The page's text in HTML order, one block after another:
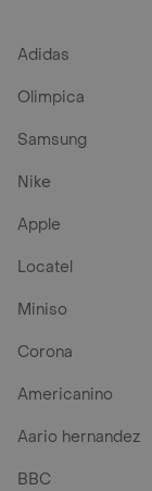
Adidas
Olimpica
Samsung
Nike
Apple
Locatel
Miniso
Corona
Americanino
Aario hernandez
BBC